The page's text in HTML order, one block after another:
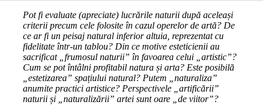
Pot fi evaluate (apreciate) lucrările naturii după aceleași
criterii precum cele folosite în cazul operelor de artă? De
ce ar fi un peisaj natural inferior altuia, reprezentat cu
fidelitate într-un tablou? Din ce motive esteticienii au
sacrificat „frumosul naturii” în favoarea celui „artistic”?
Cum se pot întâlni profitabil natura și arta? Este posibilă
„estetizarea” spațiului natural? Putem „naturaliza”
anumite practici artistice? Perspectivele „artificării”
naturii și „naturalizării” artei sunt oare „de viitor”?